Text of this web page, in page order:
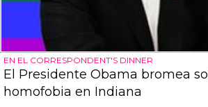
EN EL CORRESPONDENT'S DINNER
El Presidente Obama bromea
homofobia en Indiana